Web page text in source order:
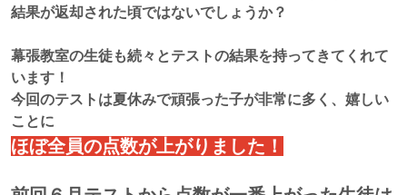
結果が返却された頃ではないでしょうか？
幕張教室の生徒も続々とテストの結果を持ってきてくれて
います！
今回のテストは夏休みで頑張った子が非常に多く、嬉しい
ことに
ほぼ全員の点数が上がりました！